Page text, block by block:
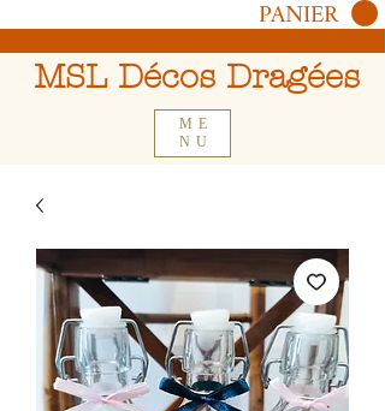
MSL Décos Dragées
ME
NU
PANIER